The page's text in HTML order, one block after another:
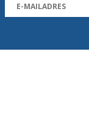
Word nu
en geniet iedere